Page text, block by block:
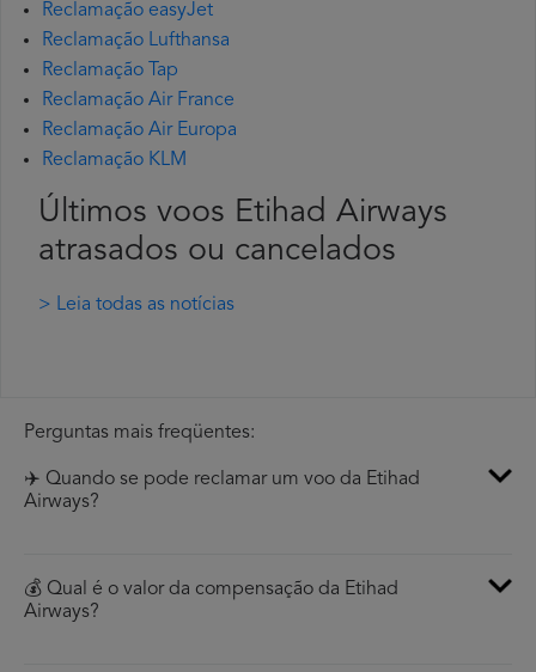
Reclamação easyJet
Reclamação Lufthansa
Reclamação Tap
Reclamação Air France
Reclamação Air Europa
Reclamação KLM
Últimos voos Etihad Airways
atrasados ou cancelados
> Leia todas as notícias
Perguntas mais freqüentes:
✈️ Quando se pode reclamar um voo da Etihad
Airways?
💰 Qual é o valor da compensação da Etihad
Airways?